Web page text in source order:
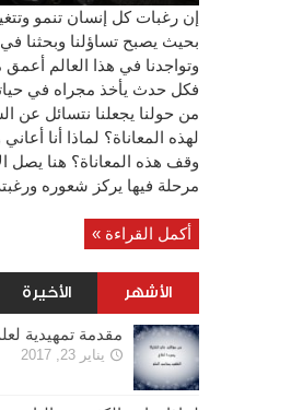
إن رغبات كل إنسان تنمو
بحيث يصبح تساؤلنا وبحثنا
وتواجدنا في هذا العالم
فكل حدث يأخذ مجراه في
من حولنا يجعلنا نتسائل عن
لهذه المعاناة؟ لماذا أنا
وقف هذه المعاناة؟ هنا يصل
مرحلة فيها يركز شعوره
أكمل القراءة »
الأشهر الأخيرة
مقدمة تمهيدية
يناير 23, 2017